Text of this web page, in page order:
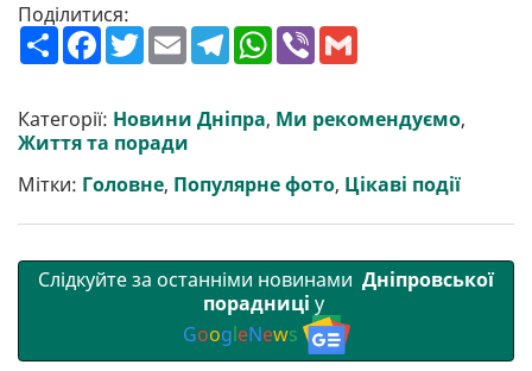
Поділитися:
П
о
р
и
т
F
a
b
o
o
T
w
t
e
r
E
m
l
T
e
g
r
W
h
s
A
V
r l
Категорії: Новини Дніпра, Ми рекомендуємо,
Життя та поради
Мітки: Головне, Популярне фото, Цікаві події
Слідкуйте за останніми новинами Дніпровської
порадниці у
GoogleNews